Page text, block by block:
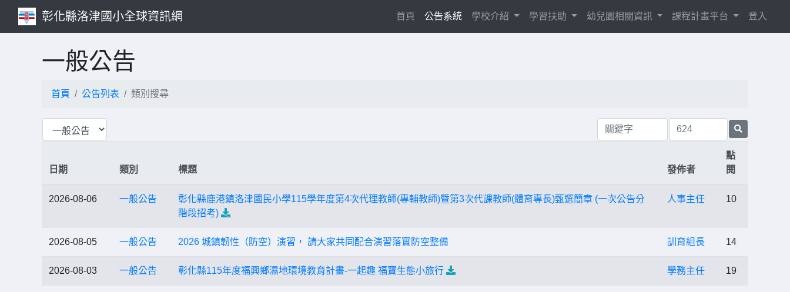
彰化縣洛津國小全球資訊網 首頁 (current)
公告系統 學校介紹 學習扶助 幼兒園相關資訊 課程計畫平台 登入
一般公告
首頁 公告列表 類別搜尋
日期 類別 標題 發佈者
點
閱
2026-08-06 一般公告
彰化縣鹿港鎮洛津國民小學115學年度第4次代理教師(專輔教師)暨第3次代課教師(體育專長)甄選簡章 (一次公告分
階段招考)
人事主任 10
2026-08-05 一般公告 2026 城鎮韌性（防空）演習， 請大家共同配合演習落實防空整備 訓育組長 14
2026-08-03 一般公告 彰化縣115年度福興鄉濕地環境教育計畫-一起趣 福寶生態小旅行 學務主任 19